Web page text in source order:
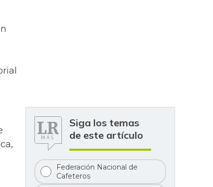
Siga los temas
de este artículo
Federación Nacional de
Cafeteros